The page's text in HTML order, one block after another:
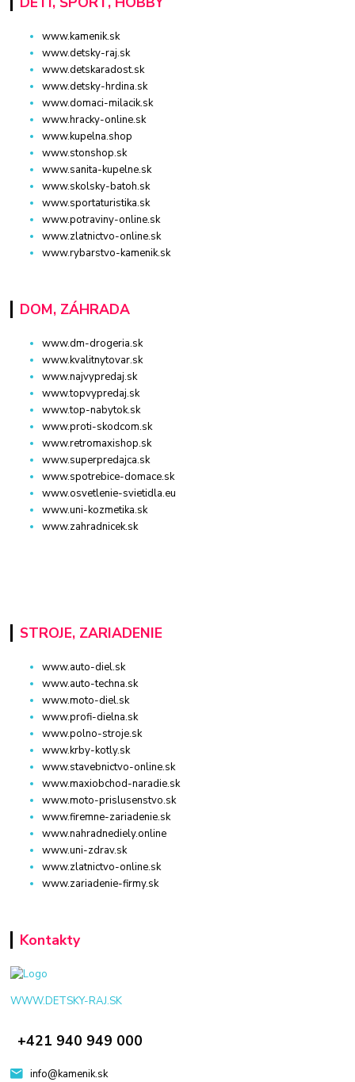
www.kamenik.sk
www.detsky-raj.sk
www.detskaradost.sk
www.detsky-hrdina.sk
www.domaci-milacik.sk
www.hracky-online.sk
www.kupelna.shop
www.stonshop.sk
www.sanita-kupelne.sk
www.skolsky-batoh.sk
www.sportaturistika.sk
www.potraviny-online.sk
www.zlatnictvo-online.sk
www.rybarstvo-kamenik.sk
DOM, ZÁHRADA
www.dm-drogeria.sk
www.kvalitnytovar.sk
www.najvypredaj.sk
www.topvypredaj.sk
www.top-nabytok.sk
www.proti-skodcom.sk
www.retromaxishop.sk
www.superpredajca.sk
www.spotrebice-domace.sk
www.osvetlenie-svietidla.eu
www.uni-kozmetika.sk
www.zahradnicek.sk
STROJE, ZARIADENIE
www.auto-diel.sk
www.auto-techna.sk
www.moto-diel.sk
www.profi-dielna.sk
www.polno-stroje.sk
www.krby-kotly.sk
www.stavebnictvo-online.sk
www.maxiobchod-naradie.sk
www.moto-prislusenstvo.sk
www.firemne-zariadenie.sk
www.nahradnediely.online
www.uni-zdrav.sk
www.zlatnictvo-online.sk
www.zariadenie-firmy.sk
Kontakty
WWW.DETSKY-RAJ.SK
+421 940 949 000
info@kamenik.sk